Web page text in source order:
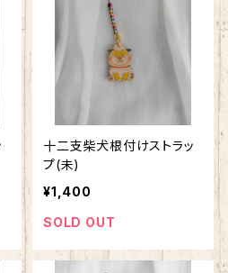
十二支柴犬根付けストラッ
プ(未)
¥1,400
SOLD OUT